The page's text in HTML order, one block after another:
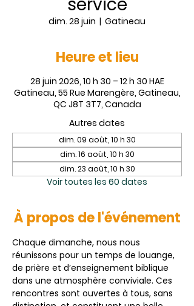
dim. 28 juin
  |
Gatineau
Heure et lieu
28 juin 2026, 10 h 30 – 12 h 30 HAE
Gatineau, 55 Rue Marengère, Gatineau,
QC J8T 3T7, Canada
Autres dates
dim. 09 août, 10 h 30
dim. 16 août, 10 h 30
dim. 23 août, 10 h 30
Voir toutes les 60 dates
À propos de l'événement
Chaque dimanche, nous nous
réunissons pour un temps de louange,
de prière et d’enseignement biblique
dans une atmosphère conviviale. Ces
rencontres sont ouvertes à tous, sans